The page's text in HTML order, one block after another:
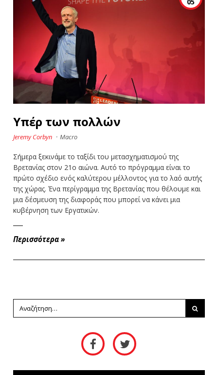
Υπέρ των πολλών
Jeremy Corbyn · Macro
Σήμερα ξεκινάμε το ταξίδι του μετασχηματισμού της
Βρετανίας στον 21ο αιώνα. Αυτό το πρόγραμμα είναι το
πρώτο σχέδιο ενός καλύτερου μέλλοντος για το λαό αυτής
της χώρας. Ένα περίγραμμα της Βρετανίας που θέλουμε και
μια δέσμευση της διαφοράς που μπορεί να κάνει μια
κυβέρνηση των Εργατικών.
Περισσότερα »